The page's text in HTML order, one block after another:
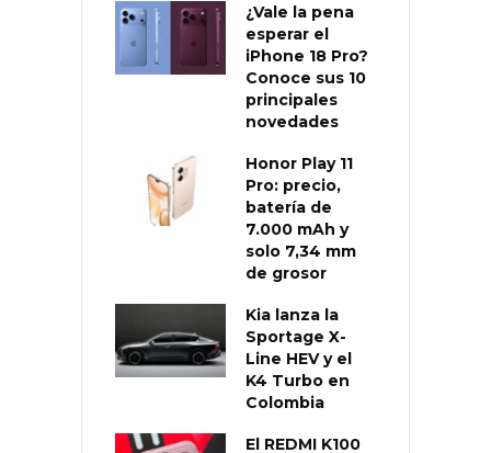
¿Vale la pena
esperar el
iPhone 18 Pro?
Conoce sus 10
principales
novedades
Honor Play 11
Pro: precio,
batería de
7.000 mAh y
solo 7,34 mm
de grosor
Kia lanza la
Sportage X-
Line HEV y el
K4 Turbo en
Colombia
El REDMI K100